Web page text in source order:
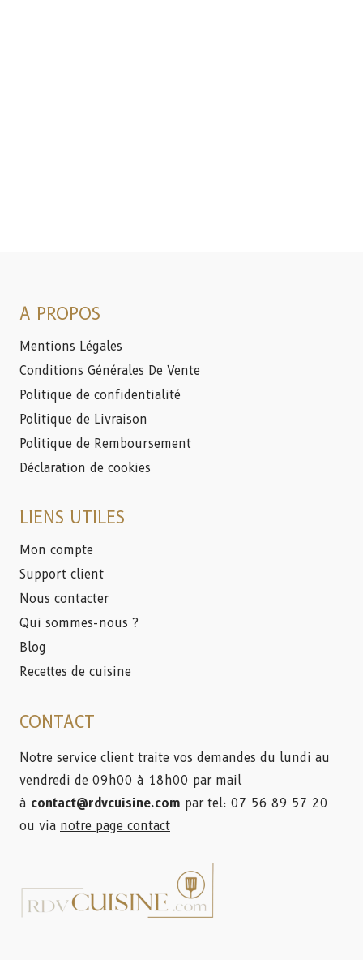
A PROPOS
Mentions Légales
Conditions Générales De Vente
Politique de confidentialité
Politique de Livraison
Politique de Remboursement
Déclaration de cookies
LIENS UTILES
Mon compte
Support client
Nous contacter
Qui sommes-nous ?
Blog
Recettes de cuisine
CONTACT
Notre service client traite vos demandes du lundi au
vendredi de 09h00 à 18h00 par mail
à contact@rdvcuisine.com par tel: 07 56 89 57 20
ou via notre page contact